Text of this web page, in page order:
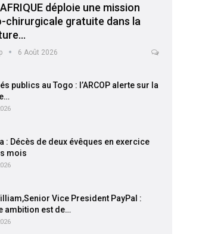
déploie une mission
chirurgicale gratuite dans la
6 Août 2026
publics au Togo : l’ARCOP alerte sur la
: Décès de deux évêques en exercice
mois
Vice President PayPal :
ambition est de…